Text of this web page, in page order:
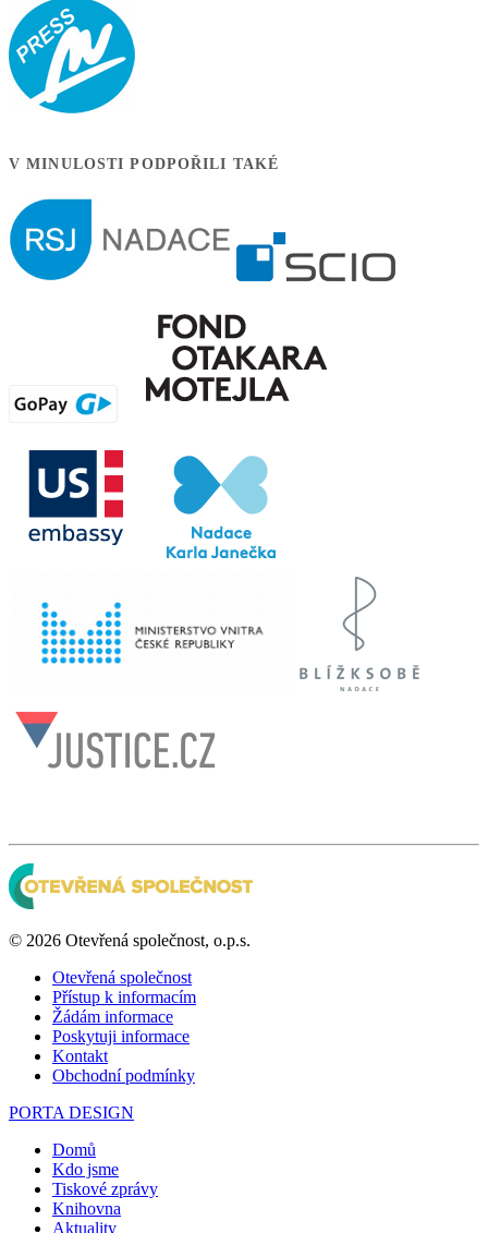
V MINULOSTI PODPOŘILI TAKÉ
© 2026 Otevřená společnost, o.p.s.
Otevřená společnost
Přístup k informacím
Žádám informace
Poskytuji informace
Kontakt
Obchodní podmínky
PORTA DESIGN
Domů
Kdo jsme
Tiskové zprávy
Knihovna
Aktuality